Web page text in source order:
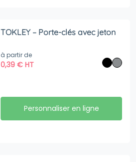
TOKLEY – Porte-clés avec jeton
à partir de
0,39€ HT
Personnaliser en ligne